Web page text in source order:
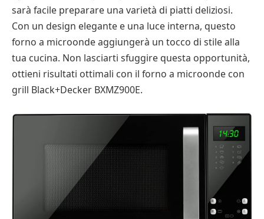
sarà facile preparare una varietà di piatti deliziosi.
Con un design elegante e una luce interna, questo
forno a microonde aggiungerà un tocco di stile alla
tua cucina. Non lasciarti sfuggire questa opportunità,
ottieni risultati ottimali con il forno a microonde con
grill Black+Decker BXMZ900E.